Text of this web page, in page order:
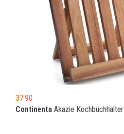
37.90
Continenta Akazie Kochbuchhalter